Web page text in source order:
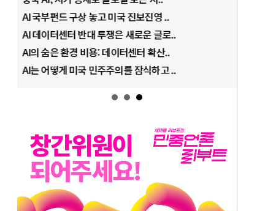
AI 국부펀드 구상 놓고 미국 진보진영 ..
AI 데이터센터 반대 투쟁은 새로운 글로..
AI의 숨은 환경 비용: 데이터센터 확산..
AI는 어떻게 미국 민주주의를 잠식하고 ..